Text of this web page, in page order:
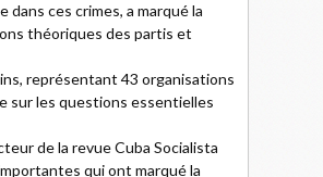
ces crimes, a marqué la
théoriques des partis et
représentant 43 organisations
sur les questions essentielles
de la revue Cuba Socialista
qui ont marqué la